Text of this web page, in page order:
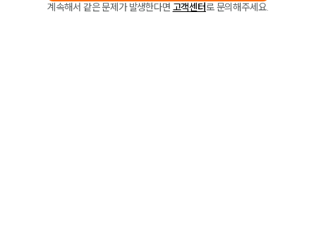
계속해서 같은 문제가 발생한다면 고객센터로 문의해주세요.